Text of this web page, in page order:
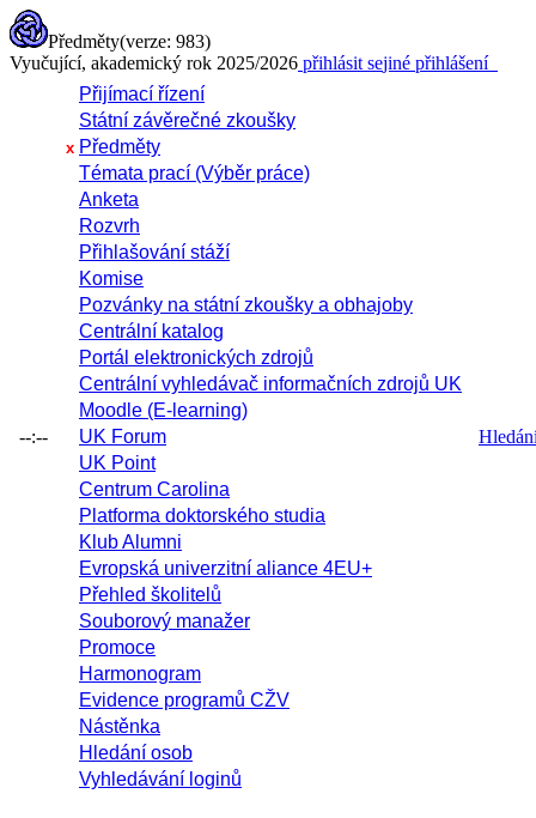
Předměty(verze: 983)
Vyučující, akademický rok 2025/2026 přihlásit sejiné přihlášení
--:--
Přijímací řízení
Státní závěrečné zkoušky
x Předměty
Témata prací (Výběr práce)
Anketa
Rozvrh
Přihlašování stáží
Komise
Pozvánky na státní zkoušky a obhajoby
Centrální katalog
Portál elektronických zdrojů
Centrální vyhledávač informačních zdrojů UK
Moodle (E-learning)
UK Forum
UK Point
Centrum Carolina
Platforma doktorského studia
Klub Alumni
Evropská univerzitní aliance 4EU+
Přehled školitelů
Souborový manažer
Promoce
Harmonogram
Evidence programů CŽV
Nástěnka
Hledání osob
Vyhledávání loginů